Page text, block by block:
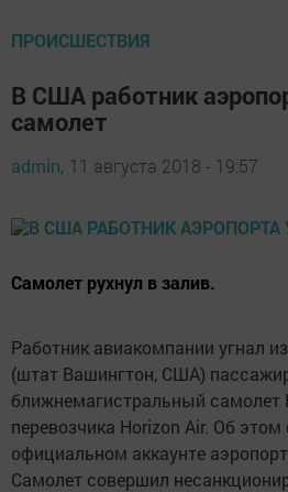
ПРОИСШЕСТВИЯ
В США работник
самолет
admin, 11 августа 2018 - 19:57
Самолет рухнул в залив.
Работник авиакомпании угнал
(штат Вашингтон, США)
ближнемагистральный самолет
перевозчика Horizon Air. Об
официальном аккаунте
Самолет совершил